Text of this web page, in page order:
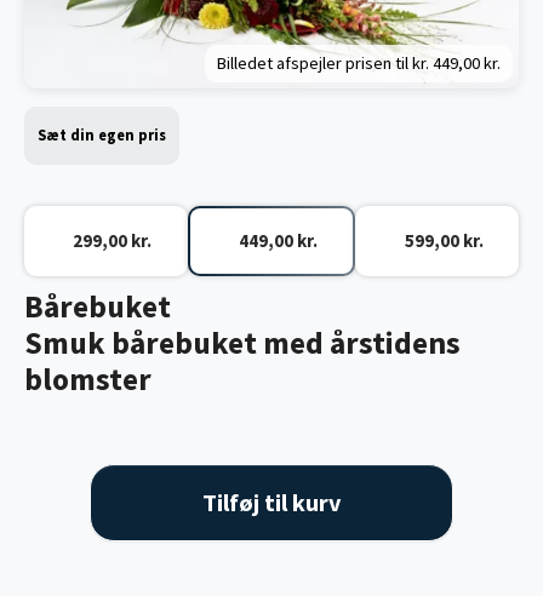
Billedet afspejler prisen til kr. 449,00 kr.
Bårebuket
Smuk bårebuket med årstidens
blomster
Sæt din egen pris
299,00 kr. 449,00 kr. 599,00 kr.
Tilføj til kurv